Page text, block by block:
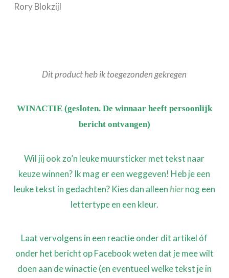
Rory Blokzijl
Dit product heb ik toegezonden gekregen
WINACTIE (gesloten. De winnaar heeft persoonlijk
bericht ontvangen)
Wil jij ook zo’n leuke muursticker met tekst naar
keuze winnen? Ik mag er een weggeven! Heb je een
leuke tekst in gedachten? Kies dan alleenhiernog een
lettertype en een kleur.
Laat vervolgens in een reactie onder dit artikel óf
onder het bericht op Facebook weten dat je mee wilt
doen aan de winactie (en eventueel welke tekst je in